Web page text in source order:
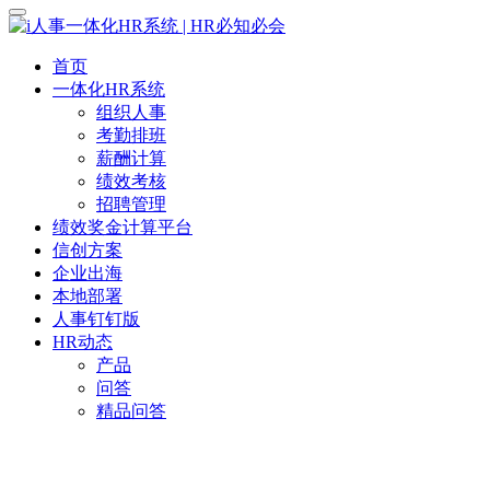
首页
一体化HR系统
组织人事
考勤排班
薪酬计算
绩效考核
招聘管理
绩效奖金计算平台
信创方案
企业出海
本地部署
人事钉钉版
HR动态
产品
问答
精品问答